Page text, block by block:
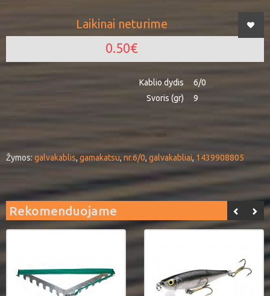
Laikinai neturime
0.50€
Kablio dydis
6/0
Svoris (gr)
9
Žymos: galvakablis, gamakatsu, nr.6/0, galvakabliai, 1439908805
Rekomenduojame